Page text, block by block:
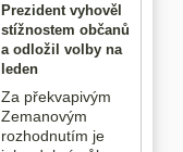
Prezident vyhověl
stížnostem občanů
a odložil volby na
leden
Za překvapivým
Zemanovým
rozhodnutím je